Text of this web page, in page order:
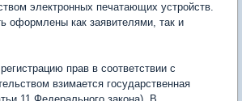
электронных печатающих устройств.
оформлены как заявителями, так и
прав в соответствии с
взимается государственная